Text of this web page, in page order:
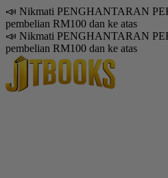
📣 Nikmati PENGHANTARAN
pembelian RM100 dan ke atas
📣 Nikmati PENGHANTARAN
pembelian RM100 dan ke atas